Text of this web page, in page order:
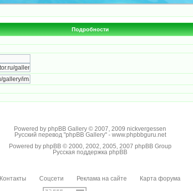
Подробности
Powered by phpBB Gallery © 2007, 2009 nickvergessen
Русский перевод "phpBB Gallery" - www.phpbbguru.net
Powered by phpBB© 2000, 2002, 2005, 2007 phpBB Group
Русская поддержка phpBB
Контакты Соцсети Реклама на сайте Карта форума